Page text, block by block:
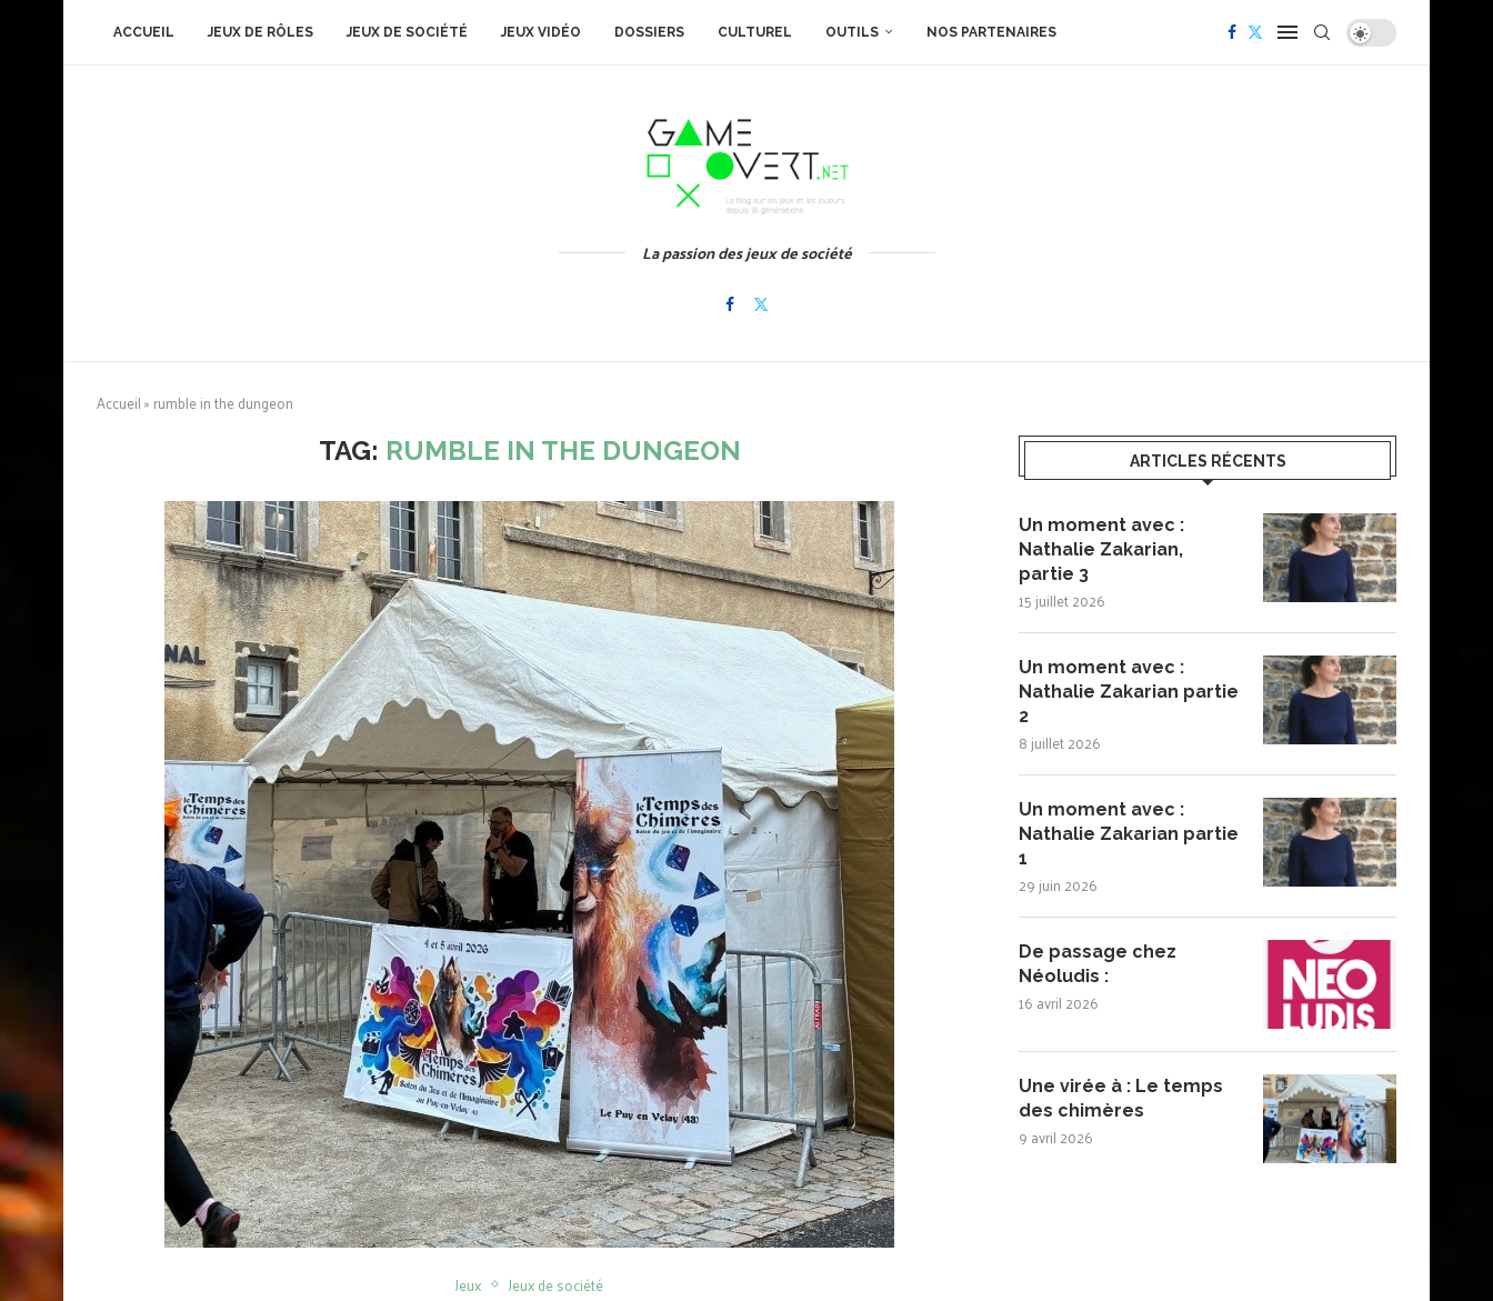
ACCUEIL JEUX DE RÔLES JEUX DE SOCIÉTÉ JEUX VIDÉO DOSSIERS CULTUREL OUTILS NOS PARTENAIRES
La passion des jeux de société
Accueil» rumble in the dungeon
TAG: RUMBLE IN THE DUNGEON
Jeux Jeux de société
ARTICLES RÉCENTS
Un moment avec :
Nathalie Zakarian,
partie 3
15 juillet 2026
Un moment avec :
Nathalie Zakarian partie
2
8 juillet 2026
Un moment avec :
Nathalie Zakarian partie
1
29 juin 2026
De passage chez
Néoludis :
16 avril 2026
Une virée à : Le temps
des chimères
9 avril 2026